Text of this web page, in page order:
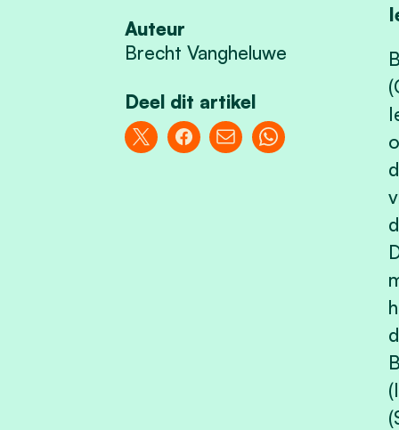
Auteur
Brecht Vangheluwe
Deel dit artikel